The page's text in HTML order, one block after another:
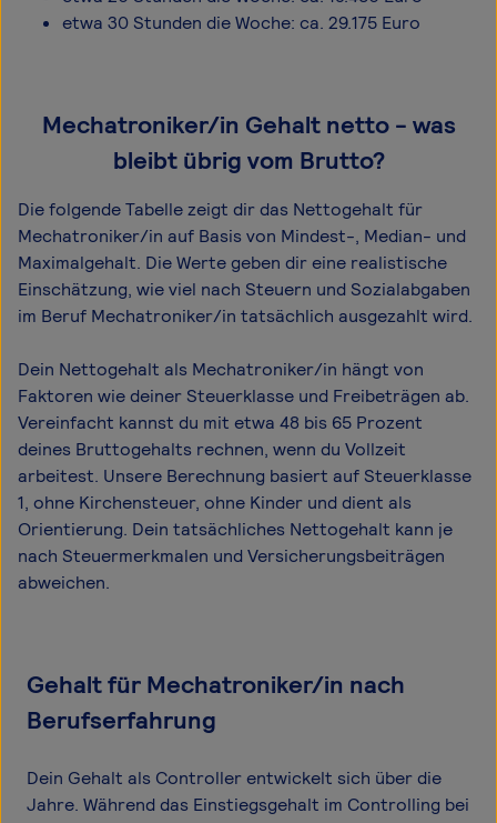
etwa 30 Stunden die Woche: ca. 29.175 Euro
Mechatroniker/in Gehalt netto - was
bleibt übrig vom Brutto?
Die folgende Tabelle zeigt dir das Netto­gehalt für
Mechatroniker/in auf Basis von Mindest-, Median- und
Maximal­gehalt. Die Werte geben dir eine realistische
Einschätzung, wie viel nach Steuern und Sozialabgaben
im Beruf Mechatroniker/in tatsächlich ausgezahlt wird.
Dein Nettogehalt als Mechatroniker/in hängt von
Faktoren wie deiner Steuerklasse und Freibeträgen ab.
Vereinfacht kannst du mit etwa 48 bis 65 Prozent
deines Bruttogehalts rechnen, wenn du Vollzeit
arbeitest. Unsere Berechnung basiert auf Steuerklasse
1, ohne Kirchensteuer, ohne Kinder und dient als
Orientierung. Dein tatsächliches Nettogehalt kann je
nach Steuermerkmalen und Versicherungsbeiträgen
abweichen.
Gehalt für Mechatroniker/in nach
Berufserfahrung
Dein Gehalt als Controller entwickelt sich über die
Jahre. Während das Einstiegsgehalt im Controlling bei